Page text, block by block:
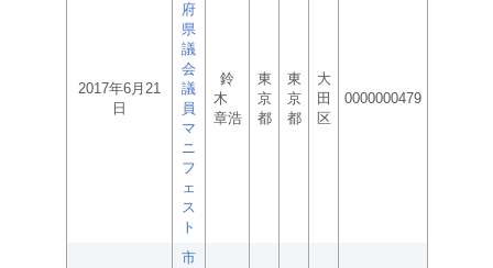
2017年6月21
日
府
県
議
会
議
員
マ
ニ
フ
ェ
ス
ト
鈴
木
章浩
東
京
都
東
京
都
大
田
区
0000000479
市